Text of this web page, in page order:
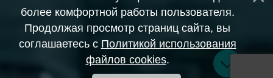
более комфортной работы пользователя.
Продолжая просмотр страниц сайта, вы
соглашаетесь с Политикой использования
файлов cookies.